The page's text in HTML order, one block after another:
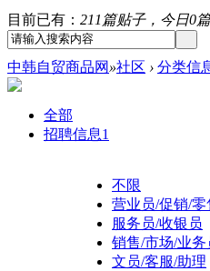
目前已有： 211篇贴子，今日0
中韩自贸商品网 »社区 › 分类信
全部
招聘信息1
不限
营业员/促销/零
服务员/收银员
销售/市场/业务
文员/客服/助理